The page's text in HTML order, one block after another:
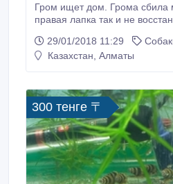
Гром ищет дом. Грома сбила
правая лапка так и не
осторожный и пока не сильно
если Вы завоюете его
29/01/2018 11:29
Казахстан, Алматы
300 тенге 〒